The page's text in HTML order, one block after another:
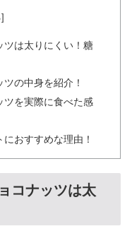
ツは太りにくい！糖
の中身を紹介！
ツを実際に食べた感
おすすめな理由！
コナッツは太